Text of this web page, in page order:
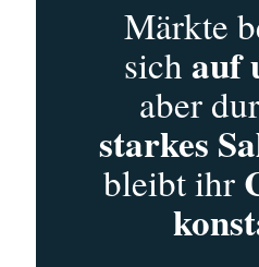
Märkte
sich auf
aber
starkes
bleibt ihr